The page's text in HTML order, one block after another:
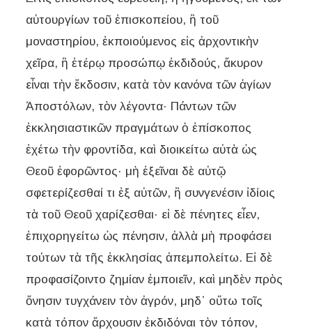
αὐτουργίων τοῦ ἐπισκοπείου, ἢ τοῦ
μοναστηρίου, ἐκποιούμενος εἰς ἀρχοντικὴν
χεῖρα, ἢ ἑτέρῳ προσώπῳ ἐκδιδούς, ἄκυρον
εἶναι τὴν ἔκδοσιν, κατὰ τὸν κανόνα τῶν ἁγίων
Ἀποστόλων, τὸν λέγοντα· Πάντων τῶν
ἐκκλησιαστικῶν πραγμάτων ὁ ἐπίσκοπος
ἐχέτω τὴν φροντίδα, καὶ διοικείτω αὐτὰ ὡς
Θεοῦ ἐφορῶντος· μὴ ἐξεῖναι δὲ αὐτῷ
σφετερίζεσθαί τι ἐξ αὐτῶν, ἢ συνγενέσιν ἰδίοις
τὰ τοῦ Θεοῦ χαρίζεσθαι· εἰ δὲ πένητες εἶεν,
ἐπιχορηγείτω ὡς πένησιν, ἀλλὰ μὴ προφάσει
τούτων τὰ τῆς ἐκκλησίας ἀπεμπολείτω. Εἰ δὲ
προφασίζοιντο ζημίαν ἐμποιεῖν, καὶ μηδὲν πρὸς
ὄνησιν τυγχάνειν τὸν ἀγρόν, μηδ᾿ οὕτω τοῖς
κατὰ τόπον ἄρχουσιν ἐκδιδόναι τὸν τόπον,